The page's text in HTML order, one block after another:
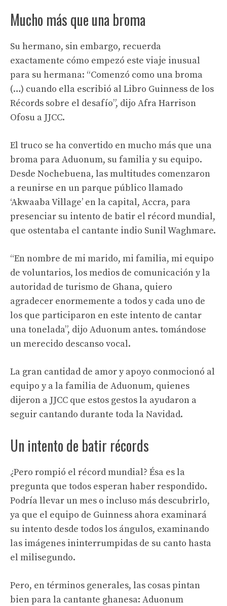
Mucho más que una broma
Su hermano, sin embargo, recuerda
exactamente cómo empezó este viaje inusual
para su hermana: “Comenzó como una broma
(…) cuando ella escribió al Libro Guinness de los
Récords sobre el desafío”, dijo Afra Harrison
Ofosu a JJCC.
El truco se ha convertido en mucho más que una
broma para Aduonum, su familia y su equipo.
Desde Nochebuena, las multitudes comenzaron
a reunirse en un parque público llamado
‘Akwaaba Village’ en la capital, Accra, para
presenciar su intento de batir el récord mundial,
que ostentaba el cantante indio Sunil Waghmare.
“En nombre de mi marido, mi familia, mi equipo
de voluntarios, los medios de comunicación y la
autoridad de turismo de Ghana, quiero
agradecer enormemente a todos y cada uno de
los que participaron en este intento de cantar
una tonelada”, dijo Aduonum antes. tomándose
un merecido descanso vocal.
La gran cantidad de amor y apoyo conmocionó al
equipo y a la familia de Aduonum, quienes
dijeron a JJCC que estos gestos la ayudaron a
seguir cantando durante toda la Navidad.
Un intento de batir récords
¿Pero rompió el récord mundial? Ésa es la
pregunta que todos esperan haber respondido.
Podría llevar un mes o incluso más descubrirlo,
ya que el equipo de Guinness ahora examinará
su intento desde todos los ángulos, examinando
las imágenes ininterrumpidas de su canto hasta
el milisegundo.
Pero, en términos generales, las cosas pintan
bien para la cantante ghanesa: Aduonum